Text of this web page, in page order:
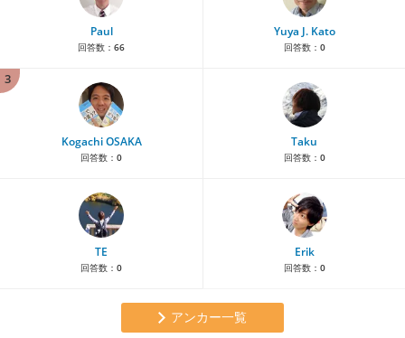
Paul
回答数： 66
Yuya J. Kato
回答数： 0
3
Kogachi OSAKA
回答数： 0
Taku
回答数： 0
TE
回答数： 0
Erik
回答数： 0
アンカー一覧